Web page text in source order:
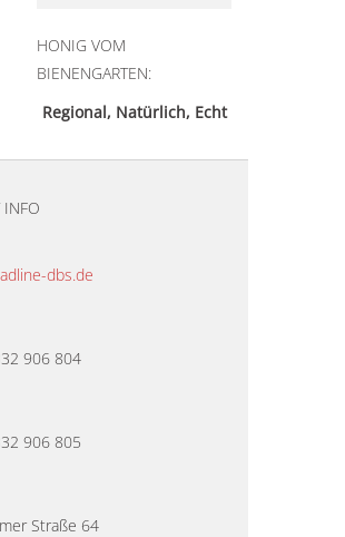
HONIG VOM
BIENENGARTEN:
Regional, Natürlich, Echt
INFO
dbs.de
906 804
906 805
Straße 64